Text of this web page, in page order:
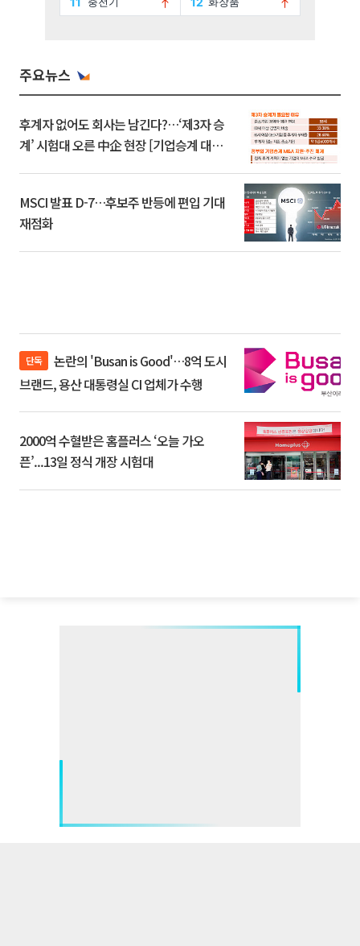
주요뉴스
후계자 없어도 회사는 남긴다?…‘제3자 승
계’ 시험대 오른 中企 현장 [기업승계 대전
MSCI 발표 D-7…후보주 반등에 편입 기대
재점화
단독
브랜드, 용산 대통령실 CI 업체가 수행
2000억 수혈받은 홈플러스 ‘오늘 가오
픈’...13일 정식 개장 시험대